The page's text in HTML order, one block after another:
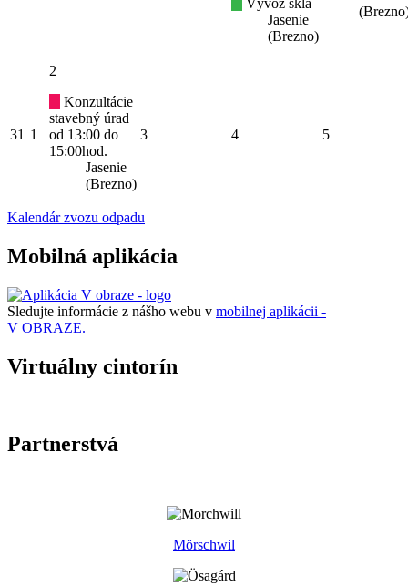
Vývoz skla
Jasenie
(Brezno)
31 1
2
Konzultácie
stavebný úrad
od 13:00 do
15:00hod.
Jasenie
(Brezno)
3 4 5
Kalendár zvozu odpadu
Mobilná aplikácia
Sledujte informácie z nášho webu v mobilnej aplikácii -
V OBRAZE.
Virtuálny cintorín
Partnerstvá
Mörschwil